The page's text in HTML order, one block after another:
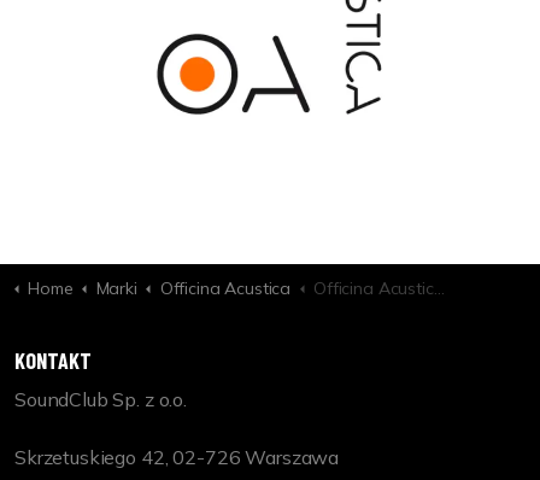
Home Marki Officina Acustica Officina Acustica Acoustic Interior Design Newtree
KONTAKT
SoundClub Sp. z o.o.
Skrzetuskiego 42, 02-726 Warszawa